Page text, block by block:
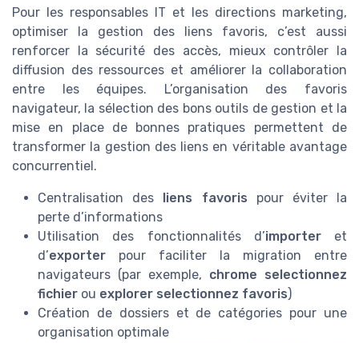
Pour les responsables IT et les directions marketing,
optimiser la gestion des liens favoris, c’est aussi
renforcer la sécurité des accès, mieux contrôler la
diffusion des ressources et améliorer la collaboration
entre les équipes. L’organisation des favoris
navigateur, la sélection des bons outils de gestion et la
mise en place de bonnes pratiques permettent de
transformer la gestion des liens en véritable avantage
concurrentiel.
Centralisation des liens favoris pour éviter la
perte d’informations
Utilisation des fonctionnalités d’importeret
d’exporter pour faciliter la migration entre
navigateurs (par exemple, chrome selectionnez
fichier ou explorer selectionnez favoris)
Création de dossiers et de catégories pour une
organisation optimale